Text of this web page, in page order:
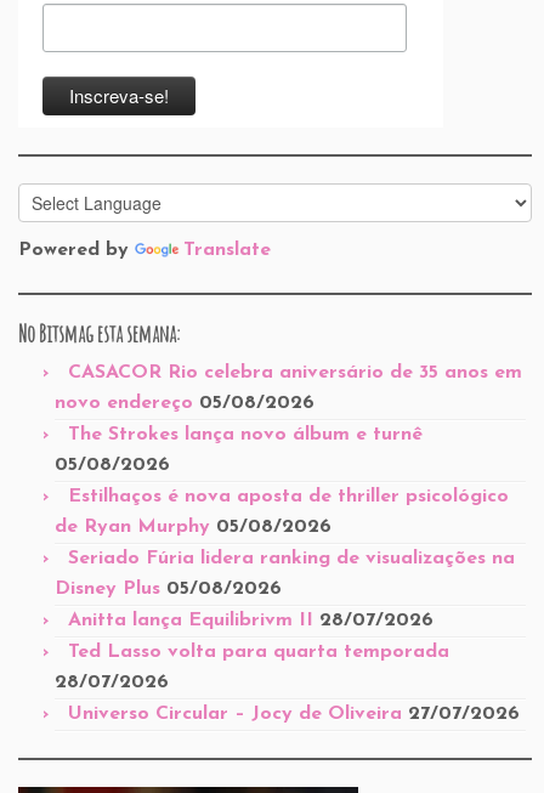
Powered by Translate
No Bitsmag esta semana:
CASACOR Rio celebra aniversário de 35 anos em
novo endereço 05/08/2026
The Strokes lança novo álbum e turnê
05/08/2026
Estilhaços é nova aposta de thriller psicológico
de Ryan Murphy 05/08/2026
Seriado Fúria lidera ranking de visualizações na
Disney Plus 05/08/2026
Anitta lança Equilibrivm II
28/07/2026
Ted Lasso volta para quarta temporada
28/07/2026
Universo Circular – Jocy de Oliveira 27/07/2026